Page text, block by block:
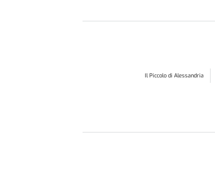
Il Piccolo di Alessandria